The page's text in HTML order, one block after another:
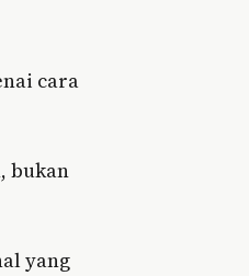
cara
bukan
yang